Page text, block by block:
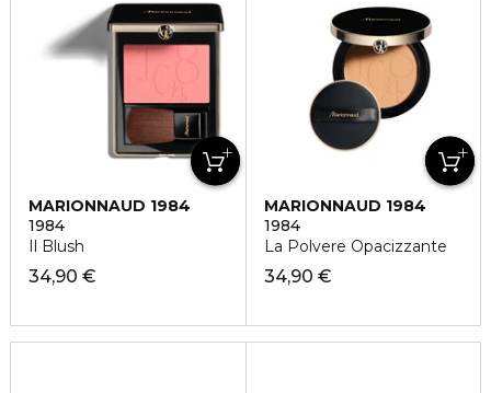
MARIONNAUD 1984
1984
Il Blush
34,90 €
MARIONNAUD 1984
1984
La Polvere Opacizzante
34,90 €